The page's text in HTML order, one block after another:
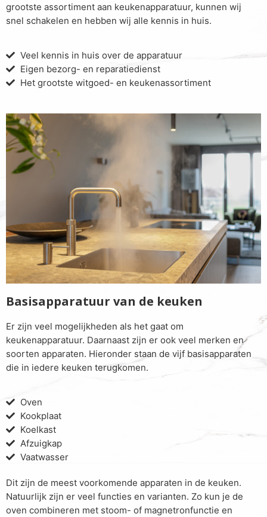
grootste assortiment aan keukenapparatuur, kunnen wij
snel schakelen en hebben wij alle kennis in huis.
Veel kennis in huis over de apparatuur
Eigen bezorg- en reparatiedienst
Het grootste witgoed- en keukenassortiment
Basisapparatuur van de keuken
Er zijn veel mogelijkheden als het gaat om
keukenapparatuur. Daarnaast zijn er ook veel merken en
soorten apparaten. Hieronder staan de vijf basisapparaten
die in iedere keuken terugkomen.
Oven
Kookplaat
Koelkast
Afzuigkap
Vaatwasser
Dit zijn de meest voorkomende apparaten in de keuken.
Natuurlijk zijn er veel functies en varianten. Zo kun je de
oven combineren met stoom- of magnetronfunctie en